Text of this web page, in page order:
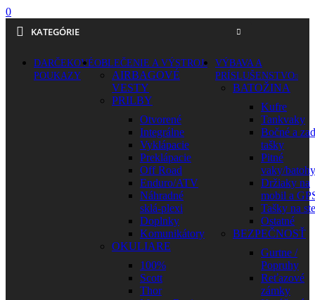
0
KATEGÓRIE
DARČEKOVÉ
POUKAZY
OBLEČENIE A VÝSTROJ
AIRBAGOVÉ
VESTY
PRILBY
Otvorené
Integrálne
Vyklápacie
Preklápacie
Off Road
Enduro/ATV
Náhradné
sklá-plexi
Doplnky
Komunikátory
OKULIARE
100%
Scott
Thor
VÝBAVA A
PRÍSLUŠENSTVO
BATOŽINA
Kufre
Tankvaky
Bočné a
tašky
Pitné
vaky/batohy
Držiaky na
mobil a
Tašky na
Ostatné
BEZPEČNOSŤ
Gurtne /
Popruhy
Reťazové
zámky